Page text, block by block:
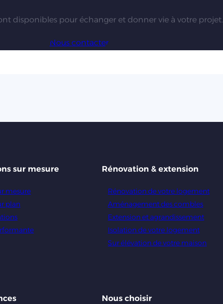
disponibles pour échanger et donner vie à votre projet.
Nous contacter
sur mesure
mesure
plan
Rénovation & extension
Rénovation de votre logement
Aménagement des combles
Extension et agrandissement
Isolation de votre logement
Sur élévation de votre maison
Nous choisir